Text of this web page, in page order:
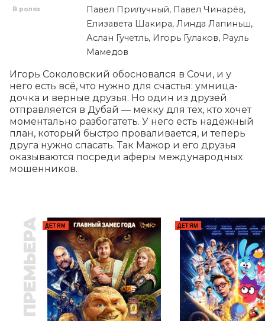
В ролях
Павел Прилучный, Павел Чинарёв,
Елизавета Шакира, Линда Лапиньш,
Аслан Гучетль, Игорь Гулаков, Рауль
Мамедов
Игорь Соколовский обосновался в Сочи, и у
него есть всё, что нужно для счастья: умница-
дочка и верные друзья. Но один из друзей
отправляется в Дубай — мекку для тех, кто хочет
моментально разбогатеть. У него есть надёжный
план, который быстро проваливается, и теперь
друга нужно спасать. Так Мажор и его друзья
оказываются посреди аферы международных
мошенников.
ПРЕМЬЕРА ДЕТЯМ ДЕТЯМ